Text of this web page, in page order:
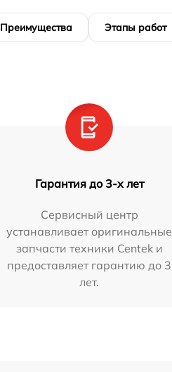
Преимущества Этапы работ
Гарантия до 3-х лет
Сервисный центр
устанавливает оригинальные
запчасти техники Centek и
предоставляет гарантию до 3
лет.